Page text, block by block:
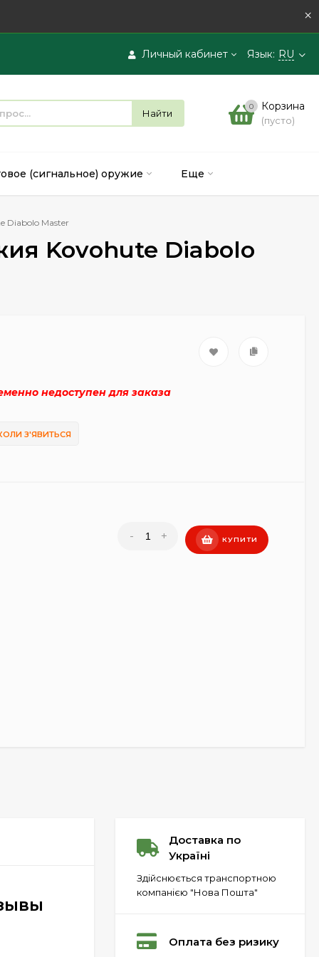
×
Личный кабинет
Вход
Регистрация
Язык: RU
Найти
0 Корзина
(пусто)
(сигнальное) оружие Еще
Diabolo Master
Kovohute Diabolo
недоступен для заказа
З'ЯВИТЬСЯ
- + КУПИТИ
Доставка по
Україні
Здійснюється транспортною
компанією "Нова Пошта"
Оплата без ризику